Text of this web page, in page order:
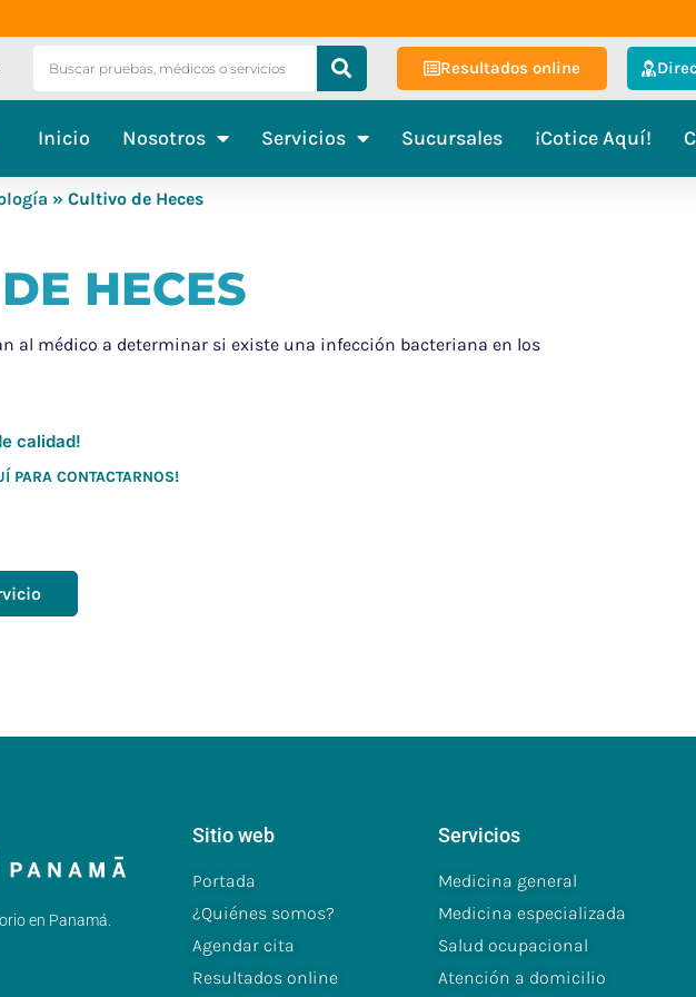
Resultados online
Inicio Nosotros Servicios Sucursales ¡Cotice Aquí!
» Cultivo de Heces
HECES
al médico a determinar si existe una infección bacteriana en los
calidad!
PARA CONTACTARNOS!
en Panamá.
Sitio web
Portada
¿Quiénes somos?
Agendar cita
Resultados online
Servicios
Medicina general
Medicina especializada
Salud ocupacional
Atención a domicilio